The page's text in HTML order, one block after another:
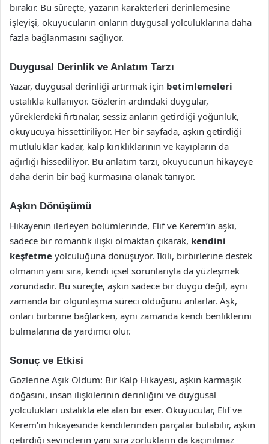
bırakır. Bu süreçte, yazarın karakterleri derinlemesine
işleyişi, okuyucuların onların duygusal yolculuklarına daha
fazla bağlanmasını sağlıyor.
Duygusal Derinlik ve Anlatım Tarzı
Yazar, duygusal derinliği artırmak için betimlemeleri
ustalıkla kullanıyor. Gözlerin ardındaki duygular,
yüreklerdeki fırtınalar, sessiz anların getirdiği yoğunluk,
okuyucuya hissettiriliyor. Her bir sayfada, aşkın getirdiği
mutluluklar kadar, kalp kırıklıklarının ve kayıpların da
ağırlığı hissediliyor. Bu anlatım tarzı, okuyucunun hikayeye
daha derin bir bağ kurmasına olanak tanıyor.
Aşkın Dönüşümü
Hikayenin ilerleyen bölümlerinde, Elif ve Kerem’in aşkı,
sadece bir romantik ilişki olmaktan çıkarak, kendini
keşfetme yolculuğuna dönüşüyor. İkili, birbirlerine destek
olmanın yanı sıra, kendi içsel sorunlarıyla da yüzleşmek
zorundadır. Bu süreçte, aşkın sadece bir duygu değil, aynı
zamanda bir olgunlaşma süreci olduğunu anlarlar. Aşk,
onları birbirine bağlarken, aynı zamanda kendi benliklerini
bulmalarına da yardımcı olur.
Sonuç ve Etkisi
Gözlerine Aşık Oldum: Bir Kalp Hikayesi, aşkın karmaşık
doğasını, insan ilişkilerinin derinliğini ve duygusal
yolculukları ustalıkla ele alan bir eser. Okuyucular, Elif ve
Kerem’in hikayesinde kendilerinden parçalar bulabilir, aşkın
getirdiği sevinçlerin yanı sıra zorlukların da kaçınılmaz